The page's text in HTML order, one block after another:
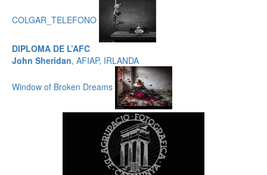
COLGAR_TELEFONO
DIPLOMA DE L’AFC
John Sheridan, AFIAP, IRLANDA
Window of Broken Dreams